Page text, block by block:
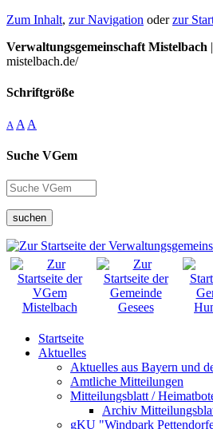
Zum Inhalt, zur Navigation oderzur
Verwaltungsgemeinschaft Mistelbach
mistelbach.de/
Schriftgröße
A A A
Suche VGem
suchen
Startseite
Aktuelles
Aktuelles aus Bayern und
Amtliche Mitteilungen
Mitteilungsblatt /
Archiv
gKU "Windpark